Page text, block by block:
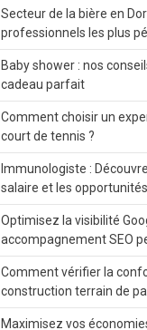
Secteur de la bière en
professionnels les plus
Baby shower : nos
cadeau parfait
Comment choisir un
court de tennis ?
Immunologiste :
salaire et les
Optimisez la visibilité
accompagnement SEO
Comment vérifier la
construction terrain de
Maximisez vos